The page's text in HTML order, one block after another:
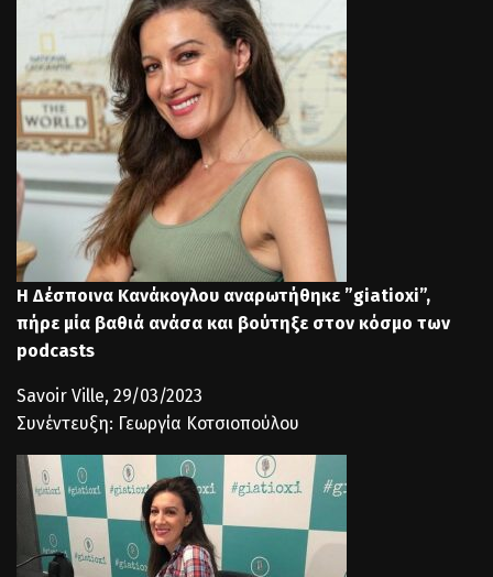
Η Δέσποινα Κανάκογλου αναρωτήθηκε ”giatioxi”,
πήρε μία βαθιά ανάσα και βούτηξε στον κόσμο των
podcasts
Savoir Ville, 29/03/2023
Συνέντευξη: Γεωργία Κοτσιοπούλου